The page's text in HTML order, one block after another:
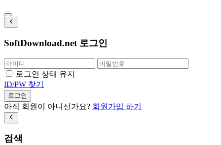
SoftDownload.net 로그인
로그인 상태 유지
ID/PW 찾기
로그인
아직 회원이 아니신가요? 회원가입 하기
검색